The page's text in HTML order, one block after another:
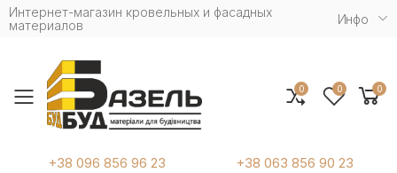
Интернет-магазин кровельных и фасадных
материалов
Инфо
Toggle mobile menu
+38 096 856 96 23 +38 063 856 90 23
0 0 0